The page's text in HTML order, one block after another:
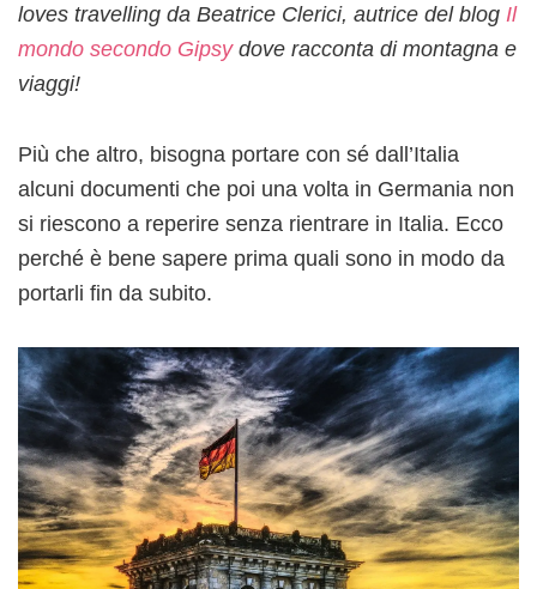
loves travelling da Beatrice Clerici, autrice del blog Il
mondo secondo Gipsydove racconta di montagna e
viaggi!
Più che altro, bisogna portare con sé dall’Italia
alcuni documenti che poi una volta in Germania non
si riescono a reperire senza rientrare in Italia. Ecco
perché è bene sapere prima quali sono in modo da
portarli fin da subito.